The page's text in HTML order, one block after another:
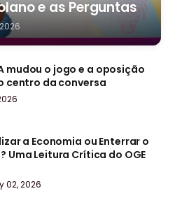
e as Perguntas
mudou o jogo e a oposição
centro da conversa
a Economia ou Enterrar o
Uma Leitura Crítica do OGE
02, 2026